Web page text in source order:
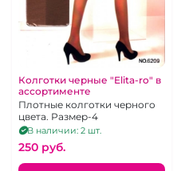
Колготки черные "Elita-ro" в
ассортименте
Плотные колготки черного
цвета. Размер-4
В наличии: 2 шт.
250 pуб.